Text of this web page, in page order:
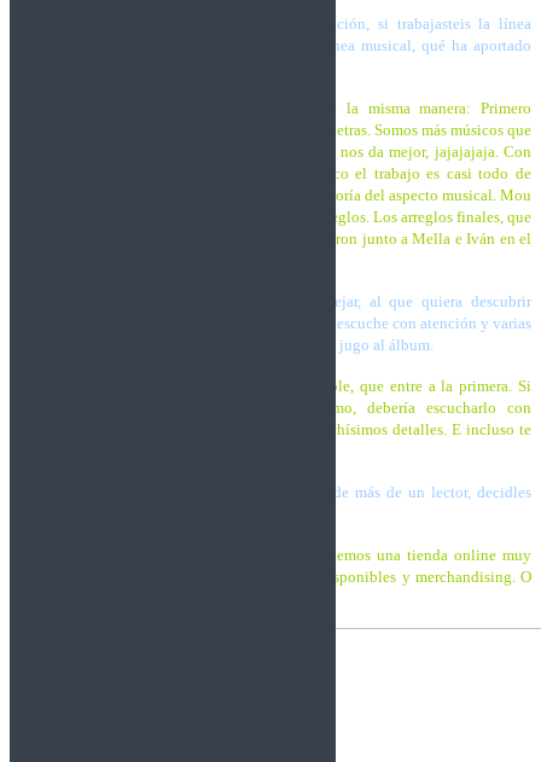
Me gustaría conocer detalles sobre la composición, si trabajasteis la línea
argumental y a partir de ahí desarrollasteis la línea musical, qué ha aportado
Normalmente trabajamos siempre de la misma manera: Primero
hacemos la parte musical y después añadimos las letras. Somos más músicos que
poetas, así que preferimos empezar por lo que se nos da mejor, jajajajaja. Con
respecto a la aportación individual, en este disco el trabajo es casi todo de
Markos; él hizo toda la parte de las letras y la mayoría del aspecto musical. Mou
se encargó, sobre todo, del tema de los solos y arreglos. Los arreglos finales, que
en esta ocasión fueron los más difíciles, se trabajaron junto a Mella e Iván en el
No sé si estáis de acuerdo conmigo en aconsejar, al que quiera descubrir
«Cimental», que no se limite a oír el disco, que lo escuche con atención y varias
veces, creo que sólo así se le puede extraer todo el jugo al álbum.
La verdad es que no es un disco simple, que entre a la primera. Si
realmente alguien quiere disfrutarlo al máximo, debería escucharlo con
atención. Y ya, si lees la novela, descubrirás muchísimos detalles. E incluso te
Seguro que ya hemos despertado la curiosidad de más de un lector, decidles
En nuestra web www.trashnos.com tenemos una tienda online muy
sencilla en la que podrán pedir todos trabajos disponibles y merchandising. O